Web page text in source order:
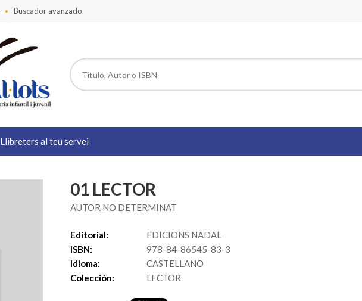
Buscador avanzado
Llibreters al teu servei
01 LECTOR
AUTOR NO DETERMINAT
Editorial:
EDICIONS NADAL
ISBN:
978-84-86545-83-3
Idioma:
CASTELLANO
Colección:
LECTOR